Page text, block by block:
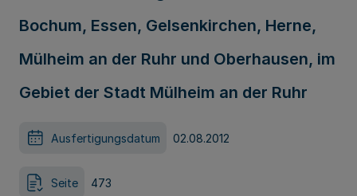
Bochum, Essen, Gelsenkirchen, Herne,
Mülheim an der Ruhr und Oberhausen, im
Gebiet der Stadt Mülheim an der Ruhr
Ausfertigungsdatum 02.08.2012
Seite 473